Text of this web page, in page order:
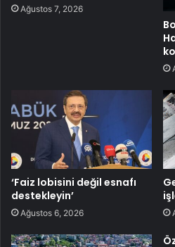
Ağustos 7, 2026
‘Faiz lobisini değil esnafı
destekleyin’
Ağustos 6, 2026